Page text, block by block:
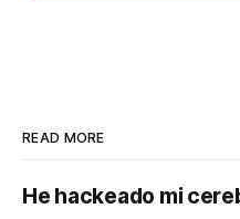
READ MORE
He hackeado mi